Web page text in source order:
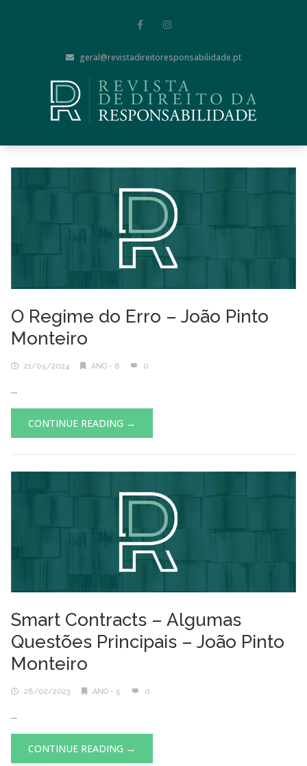
geral@revistadireitoresponsabilidade.pt
O Regime do Erro – João Pinto
Monteiro
21/05/2024 ANO - 6 0
...
CONTINUE READING →
Smart Contracts – Algumas
Questões Principais – João Pinto
Monteiro
28/02/2023 ANO - 5 0
...
CONTINUE READING →